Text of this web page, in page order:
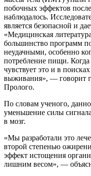
побочных эффектов
наблюдалось.
является безопасной и
«Медицинская
большинство программ
неудачными, особенно
потребление пищи.
чувствует это и в
выживания», — говорит
Пролого.
По словам ученого,
уменьшение силы
в мозг.
«Мы разработали это
второй степенью
эффект истощения
лишним весом», —